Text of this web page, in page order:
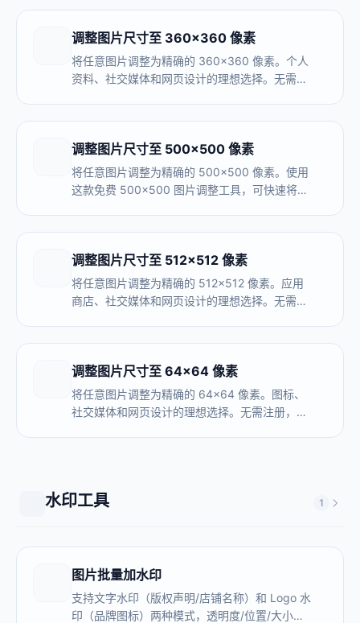
调整图片尺寸至 360×360 像素
将任意图片调整为精确的 360×360 像素。个人
资料、社交媒体和网页设计的理想选择。无需注
调整图片尺寸至 500×500 像素
将任意图片调整为精确的 500×500 像素。使用
这款免费 500x500 图片调整工具，可快速将图
调整图片尺寸至 512×512 像素
将任意图片调整为精确的 512×512 像素。应用
商店、社交媒体和网页设计的理想选择。无需注
调整图片尺寸至 64×64 像素
将任意图片调整为精确的 64×64 像素。图标、
社交媒体和网页设计的理想选择。无需注册，完
水印工具 1
图片批量加水印
支持文字水印（版权声明/店铺名称）和 Logo 水
印（品牌图标）两种模式，透明度/位置/大小自